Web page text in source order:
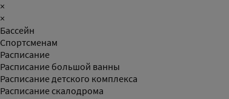
×
×
Бассейн
Спортсменам
Расписание
Расписание большой ванны
Расписание детского комплекса
Расписание скалодрома